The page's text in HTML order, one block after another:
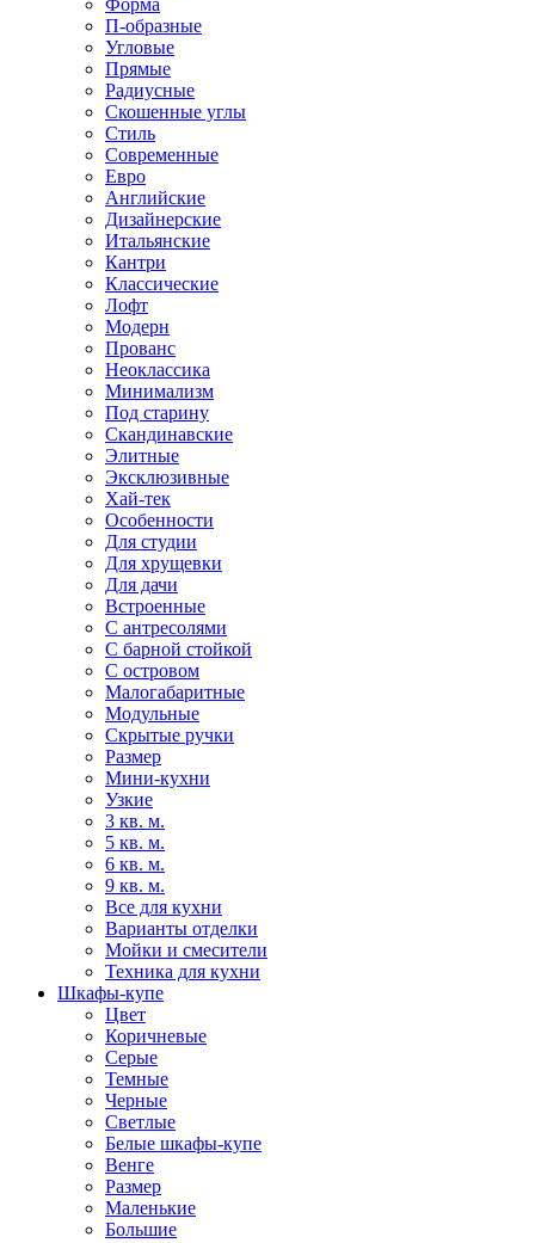
Форма
П-образные
Угловые
Прямые
Радиусные
Скошенные углы
Стиль
Современные
Евро
Английские
Дизайнерские
Итальянские
Кантри
Классические
Лофт
Модерн
Прованс
Неоклассика
Минимализм
Под старину
Скандинавские
Элитные
Эксклюзивные
Хай-тек
Особенности
Для студии
Для хрущевки
Для дачи
Встроенные
С антресолями
С барной стойкой
С островом
Малогабаритные
Модульные
Скрытые ручки
Размер
Мини-кухни
Узкие
3 кв. м.
5 кв. м.
6 кв. м.
9 кв. м.
Все для кухни
Варианты отделки
Мойки и смесители
Техника для кухни
Шкафы-купе
Цвет
Коричневые
Серые
Темные
Черные
Светлые
Белые шкафы-купе
Венге
Размер
Маленькие
Большие